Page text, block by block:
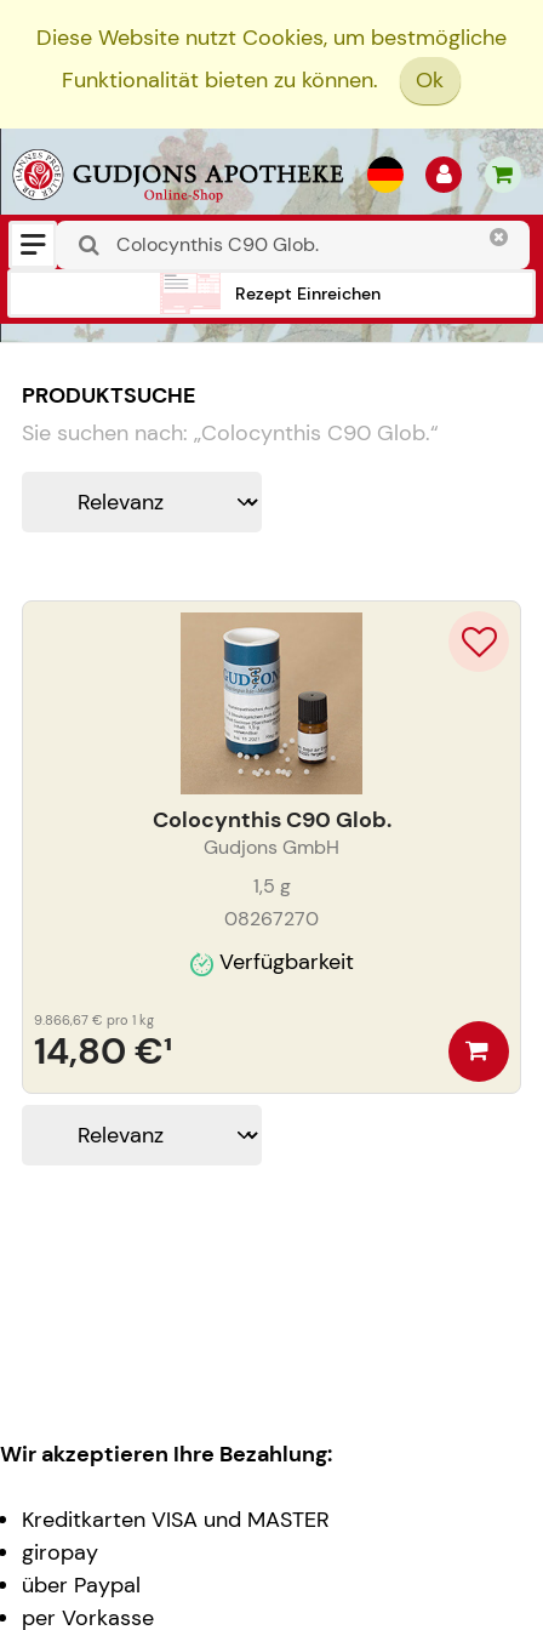
Diese Website nutzt Cookies, um bestmögliche
Funktionalität bieten zu können.
Ok
Rezept Einreichen
PRODUKTSUCHE
Sie suchen nach: „Colocynthis C90 Glob.“
Colocynthis C90 Glob.
Gudjons GmbH
1,5 g
08267270
Verfügbarkeit
14,80 €¹
9.866,67 € pro 1 kg
Wir akzeptieren Ihre Bezahlung:
Kreditkarten VISA und MASTER
giropay
über Paypal
per Vorkasse